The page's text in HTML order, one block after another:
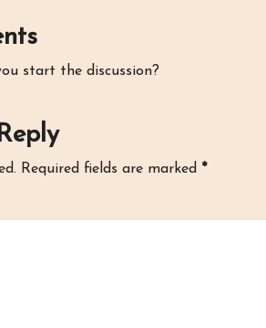
start the discussion?
Required fields are marked *